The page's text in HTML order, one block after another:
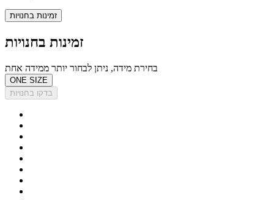
זמינות בחנויות
זמינות בחנויות
בחירת מידה, ניתן לבחור יותר ממידה אחת
ONE SIZE
בדקו בחנויות